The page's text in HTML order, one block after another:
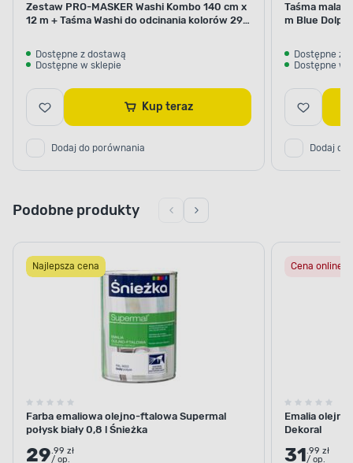
APLIKACJA FARBY
Idealnie pomalowana
powierzchnia
Zapomnij o widocznych przejściach między
poszczególnymi warstwami. Aby uzyskać
pożądany efekt, wystarczy nałożyć wyłącznie 2-3
warstwy farby w odstępie 2 godzin, za pomocą
Zestaw PRO-MASKER Washi Kombo 140 cm x
12 m + Taśma Washi do odcinania kolorów 29
Dostępne z dostawą
Dostępne w sklepie
Kup teraz
Dodaj do porównania
Taśma
m Blue
Dostępne z
Dostępne w
Dodaj do
Podobne produkty
Najlepsza cena
Farba emaliowa olejno-ftalowa Supermal
połysk biały 0,8 l Śnieżka
29.99 zł
/ op.
Cena online
Emalia
Dekoral
31.99 zł
/ op.